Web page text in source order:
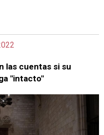
las cuentas si su
"intacto"